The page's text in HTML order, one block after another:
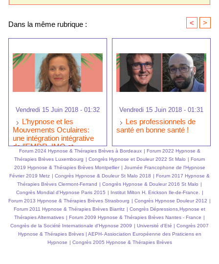
Dans la même rubrique : < >
Vendredi 15 Juin 2018 - 01:32
L’hypnose et les
Mouvements Oculaires:
une intégration intégrative
de l’EMDR, IMO et
l'hypnose ericksonienne
Vendredi 15 Juin 2018 - 01:31
Les professionnels de
santé en bonne santé !
Forum 2024 Hypnose & Thérapies Brèves à Bordeaux | Forum 2022 Hypnose &
Thérapies Brèves Luxembourg | Congrès Hypnose et Douleur 2022 St Malo | Forum
2019 Hypnose & Thérapies Brèves Montpellier | Journée Francophone de l'Hypnose
Février 2019 Metz | Congrès Hypnose & Douleur St Malo 2018 | Forum 2017 Hypnose &
Thérapies Brèves Clermont-Ferrand | Congrès Hypnose & Douleur 2016 St Malo |
Congrès Mondial d'Hypnose Paris 2015 | Institut Milton H. Erickson Ile-de-France. |
Forum 2013 Hypnose & Thérapies Brèves Strasbourg | Congrès Hypnose Douleur 2012 |
Forum 2011 Hypnose & Thérapies Brèves Biarritz | Congrès Dépressions,Hypnose et
Thérapies Alternatives | Forum 2009 Hypnose & Thérapies Brèves Nantes - France |
Congrès de la Société Internationale d'Hypnose 2009 | Université d'Eté | Congrès 2007
Hypnose & Thérapies Brèves | AEPH- Assiociation Européenne des Praticiens en
Hypnose | Congrès 2005 Hypnose & Thérapies Brèves